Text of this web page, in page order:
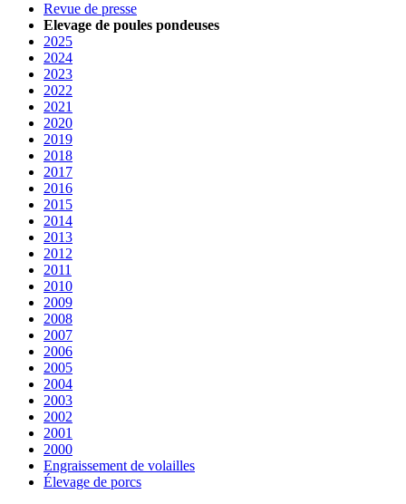
Revue de presse
Elevage de poules pondeuses
2025
2024
2023
2022
2021
2020
2019
2018
2017
2016
2015
2014
2013
2012
2011
2010
2009
2008
2007
2006
2005
2004
2003
2002
2001
2000
Engraissement de volailles
Élevage de porcs